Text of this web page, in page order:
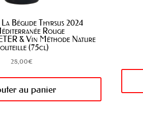
Bégude Thyrsus 2024
Rouge
& Vin Méthode Nature
(75cl)
28,00€
au panier